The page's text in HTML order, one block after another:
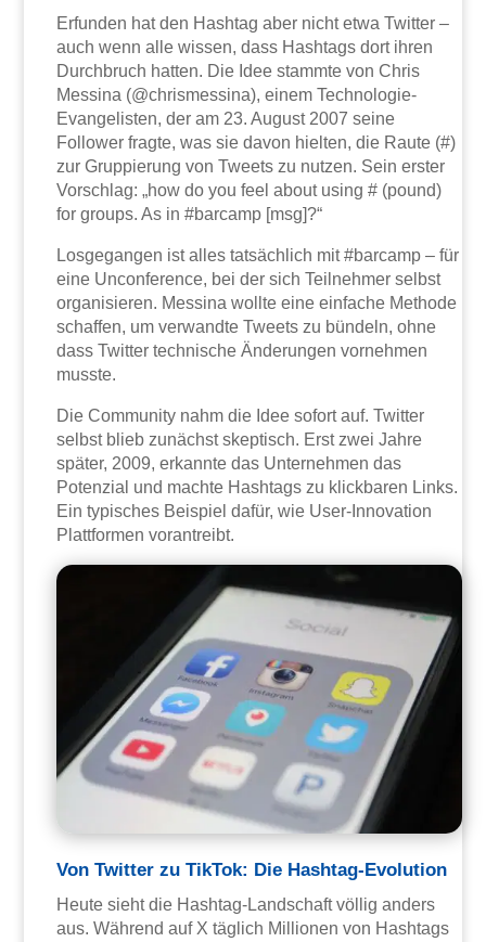
Erfunden hat den Hashtag aber nicht etwa Twitter –
auch wenn alle wissen, dass Hashtags dort ihren
Durchbruch hatten. Die Idee stammte von Chris
Messina (@chrismessina), einem Technologie-
Evangelisten, der am 23. August 2007 seine
Follower fragte, was sie davon hielten, die Raute (#)
zur Gruppierung von Tweets zu nutzen. Sein erster
Vorschlag: „how do you feel about using # (pound)
for groups. As in #barcamp [msg]?“
Losgegangen ist alles tatsächlich mit #barcamp – für
eine Unconference, bei der sich Teilnehmer selbst
organisieren. Messina wollte eine einfache Methode
schaffen, um verwandte Tweets zu bündeln, ohne
dass Twitter technische Änderungen vornehmen
musste.
Die Community nahm die Idee sofort auf. Twitter
selbst blieb zunächst skeptisch. Erst zwei Jahre
später, 2009, erkannte das Unternehmen das
Potenzial und machte Hashtags zu klickbaren Links.
Ein typisches Beispiel dafür, wie User-Innovation
Plattformen vorantreibt.
Von Twitter zu TikTok: Die Hashtag-Evolution
Heute sieht die Hashtag-Landschaft völlig anders
aus. Während auf X täglich Millionen von Hashtags